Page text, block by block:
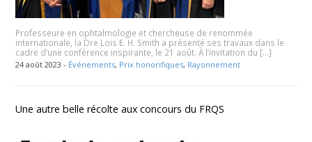
Professeure en ophtalmologie et chercheuse de renommée
internationale, la Dre Lois E. H. Smith a présenté ses travaux dans le
cadre d’une conférence inspirante, le 21 août. À l’invitation du […]
24 août 2023 - Événements, Prix honorifiques, Rayonnement
Une autre belle récolte aux concours du FRQS